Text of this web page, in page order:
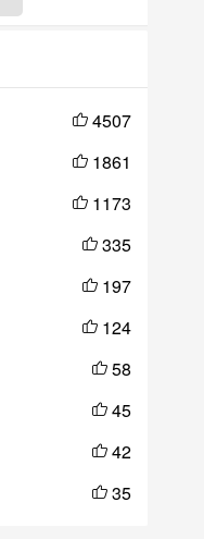
 4507
 1861
 1173
 335
 197
 124
 58
 45
 42
 35